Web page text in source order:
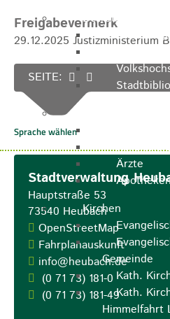
Betreuung &
Ärzte
Kirchen
Gemeinde
Kath.
Kath.
Himmelfahrt
Freigabevermerk
29.12.2025 Justizministerium
SEITE:
Stadtverwaltung
Hauptstraße 53
73540 Heubach
OpenStreetMap
Fahrplanauskunft
info@heubach.de
(0 71 73) 181-0
(0 71 73) 181-49